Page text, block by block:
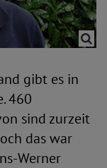
gibt es in
460
sind zurzeit
das war
Werner